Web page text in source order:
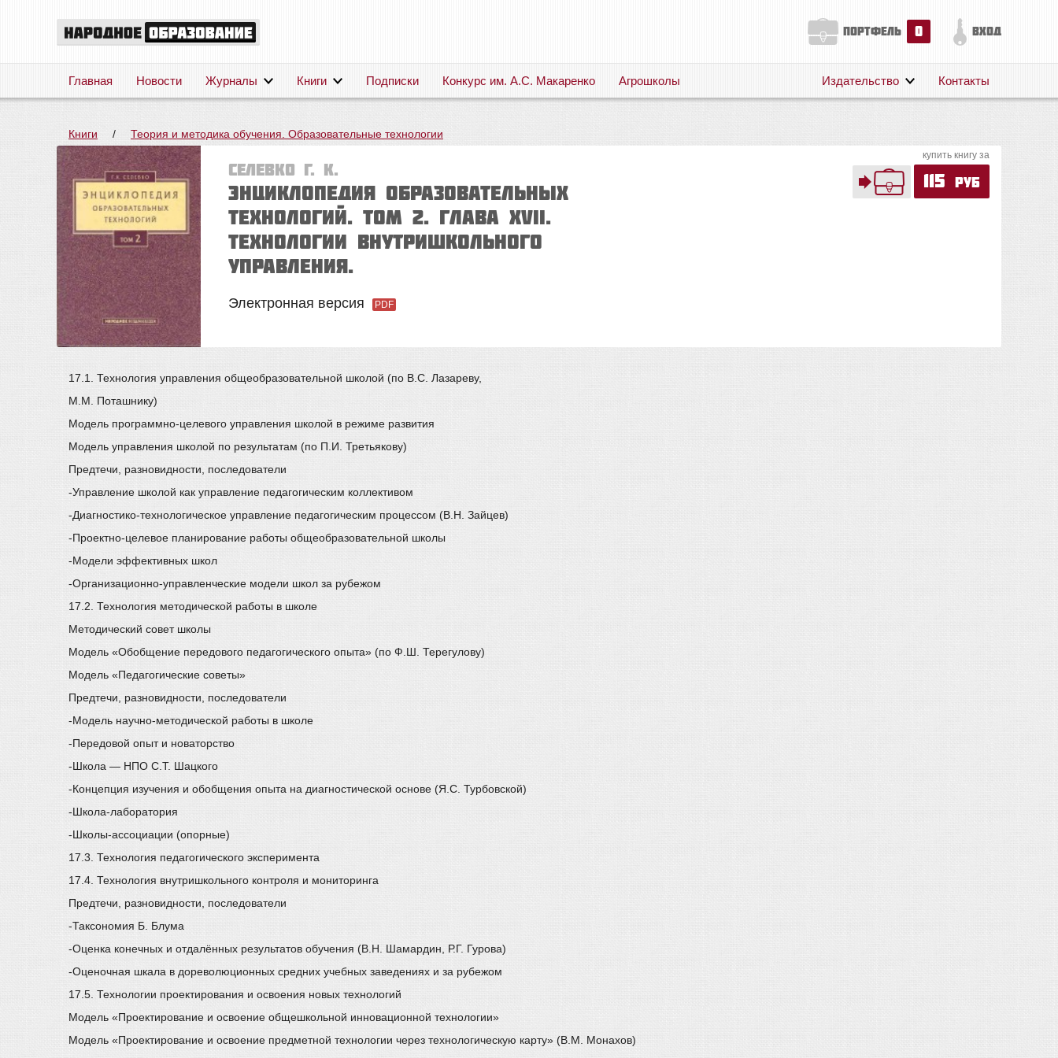
портфель 0 вход
Главная Новости Журналы Книги Подписки Конкурс им. А.С. Макаренко Агрошколы
Публикации
Издательство Контакты
Книги / Теория и методика обучения. Образовательные технологии
Селевко Г. К.
Энциклопедия образовательных
технологий. Том 2. Глава XVII.
Технологии внутришкольного
управления.
Электронная версия PDF
купить книгу за
115 руб
17.1. Технология управления общеобразовательной школой (по В.С. Лазареву,
М.М. Поташнику)
Модель программно-целевого управления школой в режиме развития
Модель управления школой по результатам (по П.И. Третьякову)
Предтечи, разновидности, последователи
-Управление школой как управление педагогическим коллективом
-Диагностико-технологическое управление педагогическим процессом (В.Н. Зайцев)
-Проектно-целевое планирование работы общеобразовательной школы
-Модели эффективных школ
-Организационно-управленческие модели школ за рубежом
17.2. Технология методической работы в школе
Методический совет школы
Модель «Обобщение передового педагогического опыта» (по Ф.Ш. Терегулову)
Модель «Педагогические советы»
Предтечи, разновидности, последователи
-Модель научно-методической работы в школе
-Передовой опыт и новаторство
-Школа — НПО С.Т. Шацкого
-Концепция изучения и обобщения опыта на диагностической основе (Я.С. Турбовской)
-Школа-лаборатория
-Школы-ассоциации (опорные)
17.3. Технология педагогического эксперимента
17.4. Технология внутришкольного контроля и мониторинга
Предтечи, разновидности, последователи
-Таксономия Б. Блума
-Оценка конечных и отдалённых результатов обучения (В.Н. Шамардин, Р.Г. Гурова)
-Оценочная шкала в дореволюционных средних учебных заведениях и за рубежом
17.5. Технологии проектирования и освоения новых технологий
Модель «Проектирование и освоение общешкольной инновационной технологии»
Модель «Проектирование и освоение предметной технологии через технологическую карту» (В.М. Монахов)